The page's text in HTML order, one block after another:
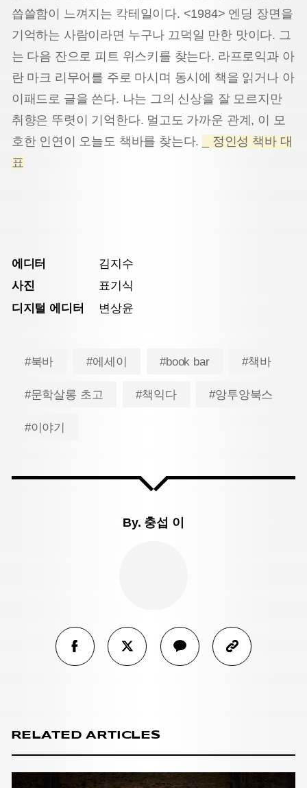
씁쓸함이 느껴지는 칵테일이다. <1984> 엔딩 장면을
기억하는 사람이라면 누구나 끄덕일 만한 맛이다. 그
는 다음 잔으로 피트 위스키를 찾는다. 라프로익과 아
란 마크 리무어를 주로 마시며 동시에 책을 읽거나 아
이패드로 글을 쓴다. 나는 그의 신상을 잘 모르지만
취향은 뚜렷이 기억한다. 멀고도 가까운 관계, 이 모
호한 인연이 오늘도 책바를 찾는다.
_ 정인성 책바 대
표
에디터
김지수
사진
표기식
디지털 에디터
변상윤
#북바 #에세이 #book bar #책바
#문학살롱 초고 #책익다 #앙투앙북스
#이야기
By. 충섭 이
RELATED ARTICLES